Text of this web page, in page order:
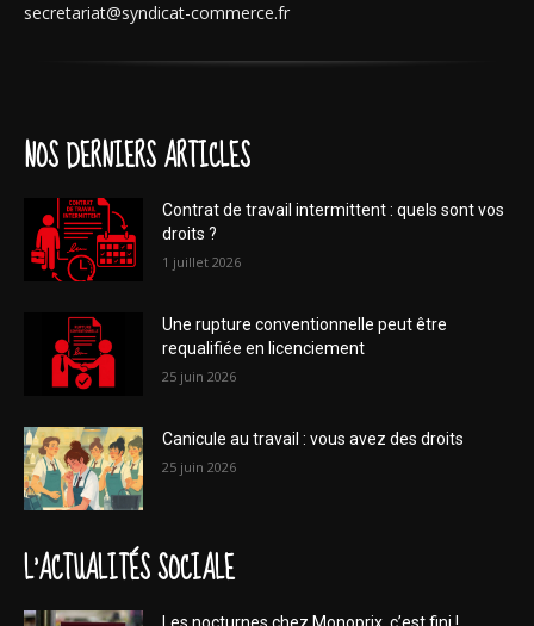
secretariat@syndicat-commerce.fr
NOS DERNIERS ARTICLES
Contrat de travail intermittent : quels sont vos
droits ?
1 juillet 2026
Une rupture conventionnelle peut être
requalifiée en licenciement
25 juin 2026
Canicule au travail : vous avez des droits
25 juin 2026
L'ACTUALITÉS SOCIALE